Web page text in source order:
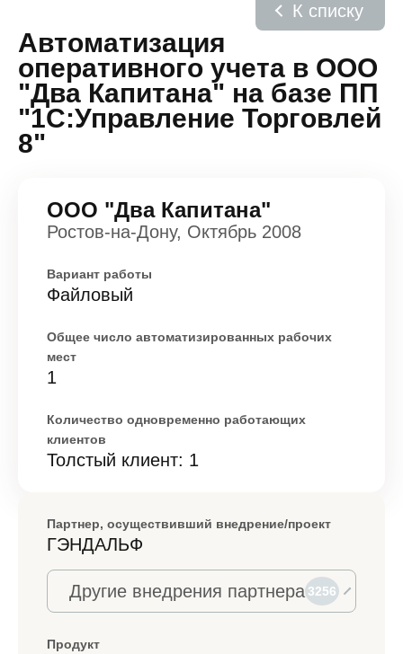
Автоматизация
оперативного учета в ООО
"Два Капитана" на базе ПП
"1С:Управление Торговлей
8"
К списку
ООО "Два Капитана"
Ростов-на-Дону, Октябрь 2008
Вариант работы
Файловый
Общее число автоматизированных рабочих
мест
1
Количество одновременно работающих
клиентов
Толстый клиент: 1
Партнер, осуществивший внедрение/проект
ГЭНДАЛЬФ
Другие внедрения партнера 3256
Продукт